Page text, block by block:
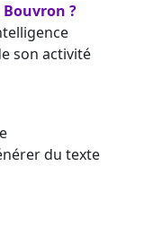
?
son activité
du texte